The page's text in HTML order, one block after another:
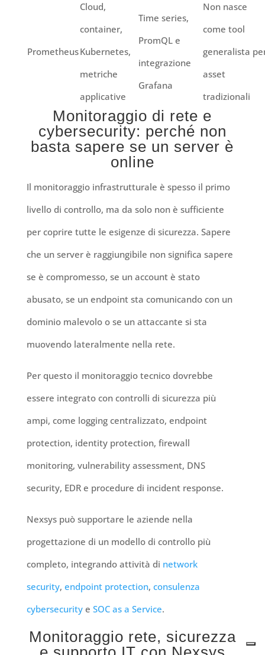
Prometheus
Cloud,
container,
Kubernetes,
metriche
applicative
Time series,
PromQL e
integrazione
Grafana
Non nasce
come tool
generalista
asset
tradizionali
Monitoraggio di rete e
cybersecurity: perché non
basta sapere se un server è
online
Il monitoraggio infrastrutturale è spesso il primo
livello di controllo, ma da solo non è sufficiente
per coprire tutte le esigenze di sicurezza. Sapere
che un server è raggiungibile non significa sapere
se è compromesso, se un account è stato
abusato, se un endpoint sta comunicando con un
dominio malevolo o se un attaccante si sta
muovendo lateralmente nella rete.
Per questo il monitoraggio tecnico dovrebbe
essere integrato con controlli di sicurezza più
ampi, come logging centralizzato, endpoint
protection, identity protection, firewall
monitoring, vulnerability assessment, DNS
security, EDR e procedure di incident response.
Nexsys può supportare le aziende nella
progettazione di un modello di controllo più
completo, integrando attività di network
security, endpoint protection, consulenza
cybersecurity e SOC as a Service.
Monitoraggio rete, sicurezza